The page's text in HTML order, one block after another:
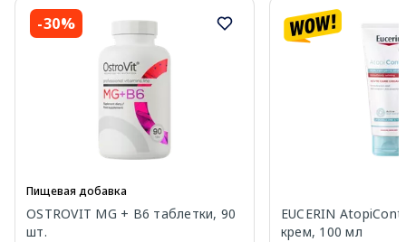
-30%
Пищевая добавка
OSTROVIT MG + B6 таблетки, 90
шт.
EUCERIN
крем, 100 мл